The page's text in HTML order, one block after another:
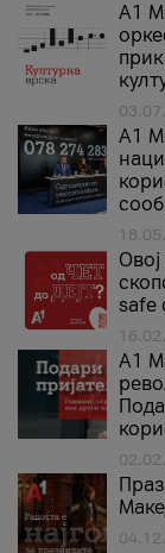
А1
A1
safe
А1